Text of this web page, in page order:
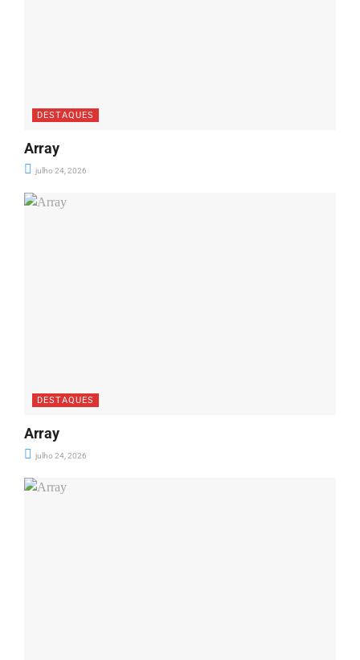
DESTAQUES
Array
julho 24, 2026
DESTAQUES
Array
julho 24, 2026